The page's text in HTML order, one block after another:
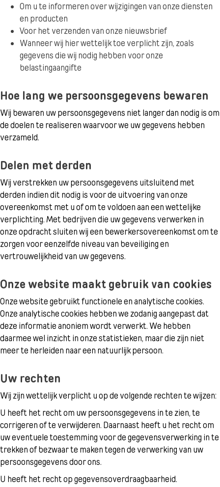
Om u te informeren over wijzigingen van onze diensten
en producten
Voor het verzenden van onze nieuwsbrief
Wanneer wij hier wettelijk toe verplicht zijn, zoals
gegevens die wij nodig hebben voor onze
belastingaangifte
Hoe lang we persoonsgegevens bewaren
Wij bewaren uw persoonsgegevens niet langer dan nodig is om
de doelen te realiseren waarvoor we uw gegevens hebben
verzameld.
Delen met derden
Wij verstrekken uw persoonsgegevens uitsluitend met
derden indien dit nodig is voor de uitvoering van onze
overeenkomst met u of om te voldoen aan een wettelijke
verplichting. Met bedrijven die uw gegevens verwerken in
onze opdracht sluiten wij een bewerkersovereenkomst om te
zorgen voor eenzelfde niveau van beveiliging en
vertrouwelijkheid van uw gegevens.
Onze website maakt gebruik van cookies
Onze website gebruikt functionele en analytische cookies.
Onze analytische cookies hebben we zodanig aangepast dat
deze informatie anoniem wordt verwerkt. We hebben
daarmee wel inzicht in onze statistieken, maar die zijn niet
meer te herleiden naar een natuurlijk persoon.
Uw rechten
Wij zijn wettelijk verplicht u op de volgende rechten te wijzen:
U heeft het recht om uw persoonsgegevens in te zien, te
corrigeren of te verwijderen. Daarnaast heeft u het recht om
uw eventuele toestemming voor de gegevensverwerking in te
trekken of bezwaar te maken tegen de verwerking van uw
persoonsgegevens door ons.
U heeft het recht op gegevensoverdraagbaarheid.